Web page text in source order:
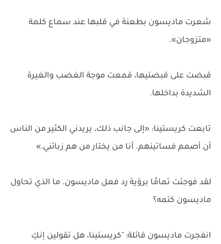
شعرت ماديسون بطعنة في قلبها عند سماع كلمة
«متزوجان».
قبضت على قبضتيها، قمعت موجة الغضب والغيرة
الشديدة بداخلها.
تابعت كريستينا: «إلى جانب ذلك، يريدني الكثير من الناس
أن أصمم فساتينهم. أنا من يختار من هم زبائني.»
لقد فوجئت تمامًا برؤية رد فعل ماديسون. ما الذي تحاول
ماديسون كتمه؟
انفجرت ماديسون قائلة: "كريستينا، هل تقولين إنكِ